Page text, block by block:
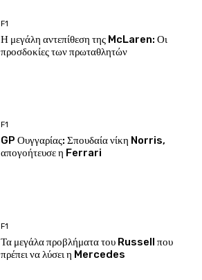
F1
Η μεγάλη αντεπίθεση της McLaren: Οι
προσδοκίες των πρωταθλητών
F1
GP Ουγγαρίας: Σπουδαία νίκη Norris,
απογοήτευσε η Ferrari
F1
Τα μεγάλα προβλήματα του Russell που
πρέπει να λύσει η Mercedes